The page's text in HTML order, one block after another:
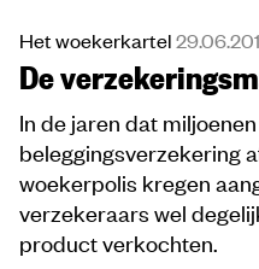
Het woekerkartel
De
In de jaren dat
beleggingsverzekering
woekerpolis kregen
verzekeraars wel
product verkochten.